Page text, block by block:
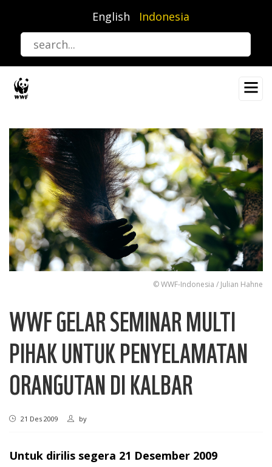
utama
English Indonesia
© WWF-Indonesia / Julian Hahne
WWF GELAR SEMINAR MULTI
PIHAK UNTUK PENYELAMATAN
ORANGUTAN DI KALBAR
21 Des 2009 by
Untuk dirilis segera 21 Desember 2009